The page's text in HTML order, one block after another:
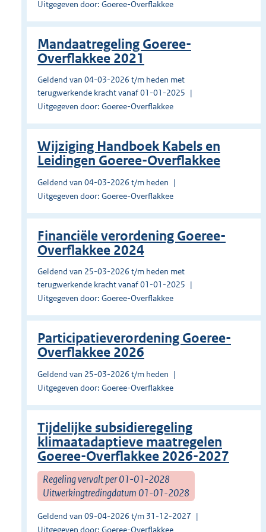
Uitgegeven door: Goeree-Overflakkee
Mandaatregeling Goeree-
Overflakkee 2021
Geldend van 04-03-2026 t/m heden met
terugwerkende kracht vanaf 01-01-2025
Uitgegeven door: Goeree-Overflakkee
Wijziging Handboek Kabels en
Leidingen Goeree-Overflakkee
Geldend van 04-03-2026 t/m heden
Uitgegeven door: Goeree-Overflakkee
Financiële verordening Goeree-
Overflakkee 2024
Geldend van 25-03-2026 t/m heden met
terugwerkende kracht vanaf 01-01-2025
Uitgegeven door: Goeree-Overflakkee
Participatieverordening Goeree-
Overflakkee 2026
Geldend van 25-03-2026 t/m heden
Uitgegeven door: Goeree-Overflakkee
Tijdelijke subsidieregeling
klimaatadaptieve maatregelen
Goeree-Overflakkee 2026-2027
Regeling vervalt per 01-01-2028
Uitwerkingtredingdatum 01-01-2028
Geldend van 09-04-2026 t/m 31-12-2027